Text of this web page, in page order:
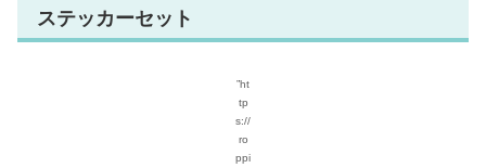
ステッカーセット
”ht
tp
s://
ro
ppi